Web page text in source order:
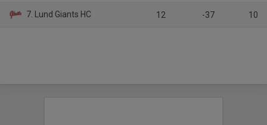
7. Lund Giants HC 12 -37 10